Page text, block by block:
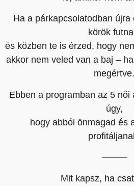
Ha a párkapcsolatodban
körök
és közben te is érzed, hogy
akkor nem veled van a baj –
megértve.
Ebben a programban az 5 női
úgy,
hogy abból önmagad és
⸻
Mit kapsz, ha